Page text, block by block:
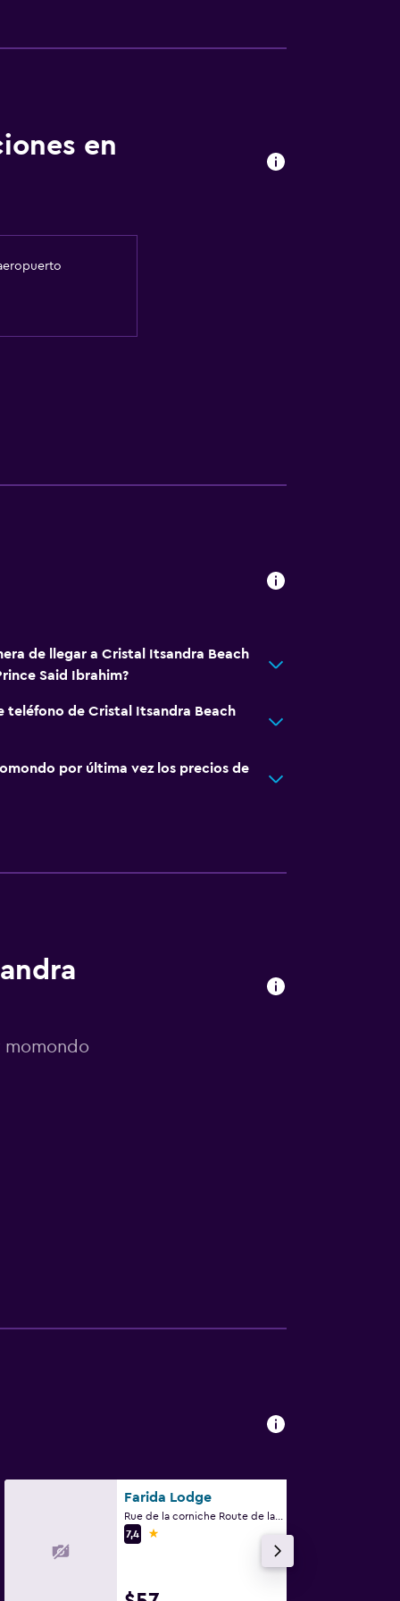
en
de llegar a Cristal Itsandra Beach
Said Ibrahim?
teléfono de Cristal Itsandra Beach
por última vez los precios de
momondo
Farida Lodge
Rue de la corniche Route de la corniche, Moroni
7,4
1 estrella